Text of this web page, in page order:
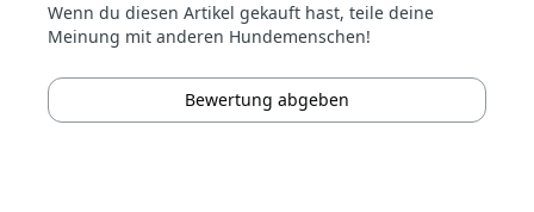
Wenn du diesen Artikel gekauft hast, teile deine
Meinung mit anderen Hundemenschen!
Bewertung abgeben